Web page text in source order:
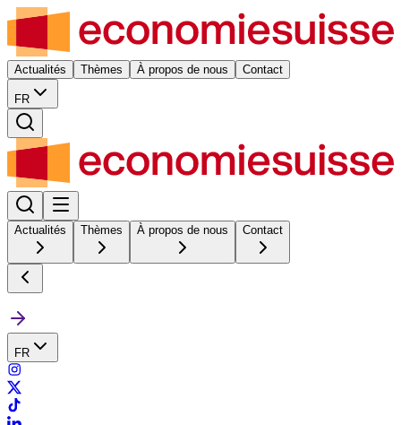
Actualités Thèmes À propos de nous Contact
FR
Actualités Thèmes À propos de nous Contact
FR